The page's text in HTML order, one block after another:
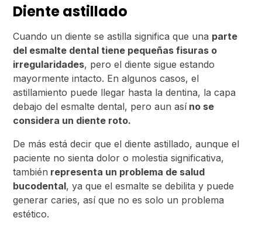
Diente astillado
Cuando un diente se astilla significa que una parte
del esmalte dental tiene pequeñas fisuras o
irregularidades, pero el diente sigue estando
mayormente intacto. En algunos casos, el
astillamiento puede llegar hasta la dentina, la capa
debajo del esmalte dental, pero aun asíno se
considera un diente roto.
De más está decir que el diente astillado, aunque el
paciente no sienta dolor o molestia significativa,
también representa un problema de salud
bucodental, ya que el esmalte se debilita y puede
generar caries, así que no es solo un problema
estético.